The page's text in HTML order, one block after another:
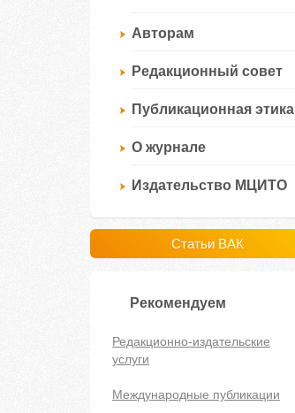
Авторам
Редакционный совет
Публикационная этика
О журнале
Издательство МЦИТО
Статьи ВАК
Рекомендуем
Редакционно-издательские
услуги
Международные публикации